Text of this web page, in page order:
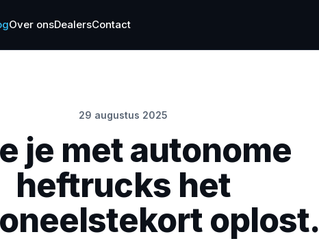
Over onsDealersContact
29 augustus 2025
je met autonome
heftrucks het
oplost.